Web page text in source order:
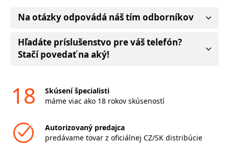
Na otázky odpovádá náš tím odborníkov
Hľadáte príslušenstvo pre váš telefón?
Stačí povedať na aký!
18
Skúsení špecialisti
máme viac ako 18 rokov skúseností
Autorizovaný predajca
predávame tovar z oficiálnej CZ/SK distribúcie